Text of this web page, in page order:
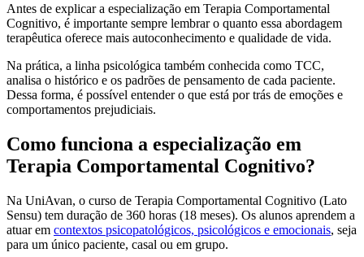
Antes de explicar a especialização em Terapia Comportamental
Cognitivo, é importante sempre lembrar o quanto essa abordagem
terapêutica oferece mais autoconhecimento e qualidade de vida.
Na prática, a linha psicológica também conhecida como TCC,
analisa o histórico e os padrões de pensamento de cada paciente.
Dessa forma, é possível entender o que está por trás de emoções e
comportamentos prejudiciais.
Como funciona a especialização em
Terapia Comportamental Cognitivo?
Na UniAvan, o curso de Terapia Comportamental Cognitivo (Lato
Sensu) tem duração de 360 horas (18 meses). Os alunos aprendem a
atuar em contextos psicopatológicos, psicológicos e emocionais, seja
para um único paciente, casal ou em grupo.